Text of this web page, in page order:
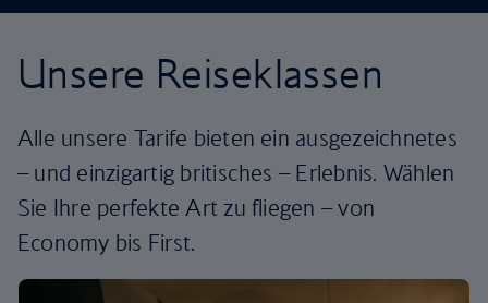
Unsere Reiseklassen
Alle unsere Tarife bieten ein ausgezeichnetes
– und einzigartig britisches – Erlebnis. Wählen
Sie Ihre perfekte Art zu fliegen – von
Economy bis First.